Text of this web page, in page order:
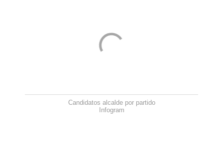
Candidatos alcalde por partido
Infogram